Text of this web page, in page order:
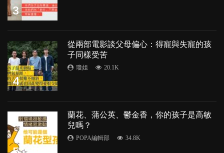
3
4
從兩部電影談父母偏心：得寵與失寵的孩
子同樣受苦
瓊姐 20.1K
蘭花、蒲公英、鬱金香，你的孩子是高敏
兒嗎？
POPA編輯部 34.8K